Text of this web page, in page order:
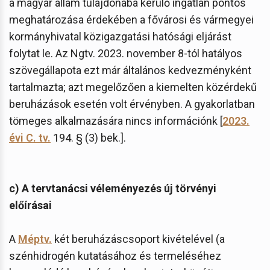
meghatározása érdekében a fővárosi és vármegyei
kormányhivatal közigazgatási hatósági eljárást
folytat le. Az Ngtv. 2023. november 8-tól hatályos
szövegállapota ezt már általános kedvezményként
tartalmazta; azt megelőzően a kiemelten közérdekű
beruházások esetén volt érvényben. A gyakorlatban
tömeges alkalmazására nincs információnk [2023.
évi C. tv. 194. § (3) bek.].
c) A tervtanácsi véleményezés új törvényi
előírásai
A Méptv. két beruházáscsoport kivételével (a
szénhidrogén kutatásához és termeléséhez